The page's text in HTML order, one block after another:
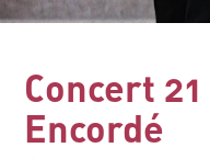
Concert
Encordé